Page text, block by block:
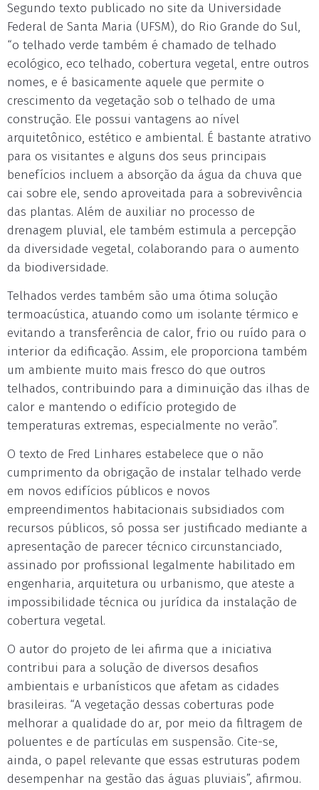
Segundo texto publicado no site da Universidade
Federal de Santa Maria (UFSM), do Rio Grande do Sul,
“o telhado verde também é chamado de telhado
ecológico, eco telhado, cobertura vegetal, entre outros
nomes, e é basicamente aquele que permite o
crescimento da vegetação sob o telhado de uma
construção. Ele possui vantagens ao nível
arquitetônico, estético e ambiental. É bastante atrativo
para os visitantes e alguns dos seus principais
benefícios incluem a absorção da água da chuva que
cai sobre ele, sendo aproveitada para a sobrevivência
das plantas. Além de auxiliar no processo de
drenagem pluvial, ele também estimula a percepção
da diversidade vegetal, colaborando para o aumento
da biodiversidade.
Telhados verdes também são uma ótima solução
termoacústica, atuando como um isolante térmico e
evitando a transferência de calor, frio ou ruído para o
interior da edificação. Assim, ele proporciona também
um ambiente muito mais fresco do que outros
telhados, contribuindo para a diminuição das ilhas de
calor e mantendo o edifício protegido de
temperaturas extremas, especialmente no verão”.
O texto de Fred Linhares estabelece que o não
cumprimento da obrigação de instalar telhado verde
em novos edifícios públicos e novos
empreendimentos habitacionais subsidiados com
recursos públicos, só possa ser justificado mediante a
apresentação de parecer técnico circunstanciado,
assinado por profissional legalmente habilitado em
engenharia, arquitetura ou urbanismo, que ateste a
impossibilidade técnica ou jurídica da instalação de
cobertura vegetal.
O autor do projeto de lei afirma que a iniciativa
contribui para a solução de diversos desafios
ambientais e urbanísticos que afetam as cidades
brasileiras. “A vegetação dessas coberturas pode
melhorar a qualidade do ar, por meio da filtragem de
poluentes e de partículas em suspensão. Cite-se,
ainda, o papel relevante que essas estruturas podem
desempenhar na gestão das águas pluviais”, afirmou.